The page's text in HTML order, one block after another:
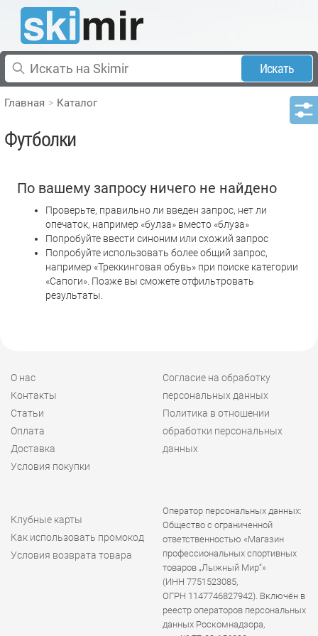
Искать
Главная Каталог
Футболки
По вашему запросу ничего не найдено
Проверьте, правильно ли введен запрос, нет ли
опечаток, например «булза» вместо «блуза»
Попробуйте ввести синоним или схожий запрос
Попробуйте использовать более общий запрос,
например «Треккинговая обувь» при поиске категории
«Сапоги». Позже вы сможете отфильтровать
результаты.
О нас
Контакты
Статьи
Оплата
Доставка
Условия покупки
Согласие на обработку
персональных данных
Политика в отношении
обработки персональных
данных
Клубные карты
Как использовать промокод
Условия возврата товара
Оператор персональных данных:
Общество с ограниченной
ответственностью «Магазин
профессиональных спортивных
товаров „Лыжный Мир“»
(ИНН 7751523085,
ОГРН 1147746827942). Включён в
реестр операторов персональных
данных Роскомнадзора,